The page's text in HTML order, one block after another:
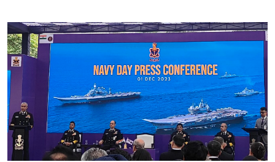
Email